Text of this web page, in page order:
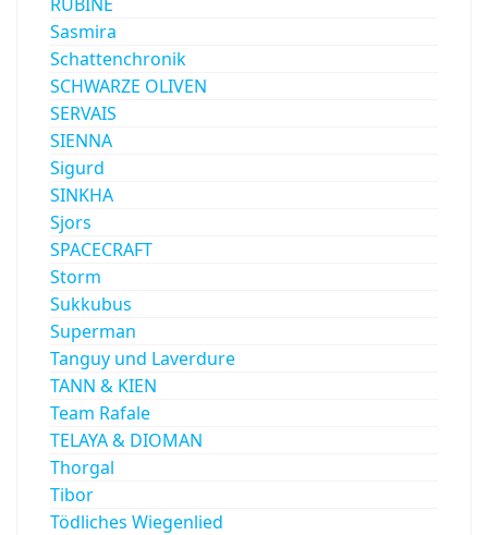
Sasmira
Schattenchronik
SCHWARZE OLIVEN
SERVAIS
SIENNA
Sigurd
SINKHA
Sjors
SPACECRAFT
Storm
Sukkubus
Superman
Tanguy und Laverdure
TANN & KIEN
Team Rafale
TELAYA & DIOMAN
Thorgal
Tibor
Tödliches Wiegenlied